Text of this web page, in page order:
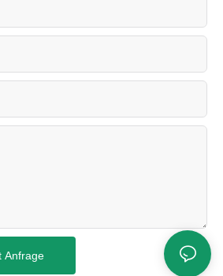
Anfrage